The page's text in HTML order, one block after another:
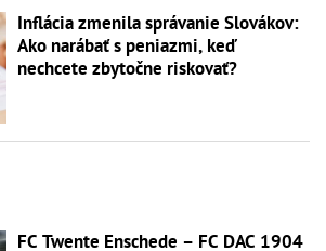
Inflácia zmenila správanie Slovákov:
Ako narábať s peniazmi, keď
nechcete zbytočne riskovať?
FC Twente Enschede – FC DAC 1904